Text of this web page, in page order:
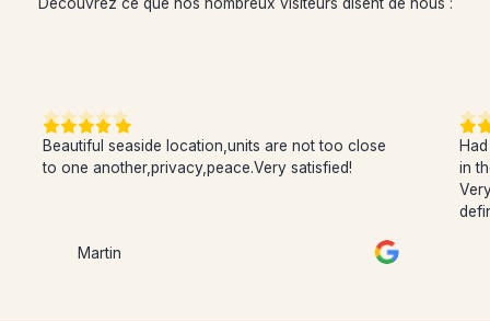
Beautiful seaside location,units are not too close
to one another,privacy,peace.Very satisfied!
Martin
in